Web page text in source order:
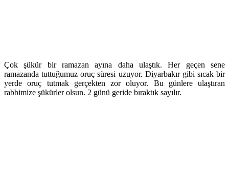
Çok şükür bir ramazan ayına daha ulaştık. Her geçen sene
ramazanda tuttuğumuz oruç süresi uzuyor. Diyarbakır gibi sıcak bir
yerde oruç tutmak gerçekten zor oluyor. Bu günlere ulaştıran
rabbimize şükürler olsun. 2 günü geride bıraktık sayılır.